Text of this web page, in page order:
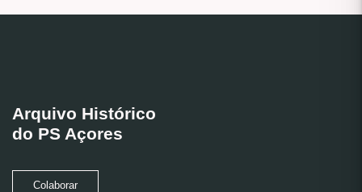
Arquivo Histórico
do PS Açores
Colaborar